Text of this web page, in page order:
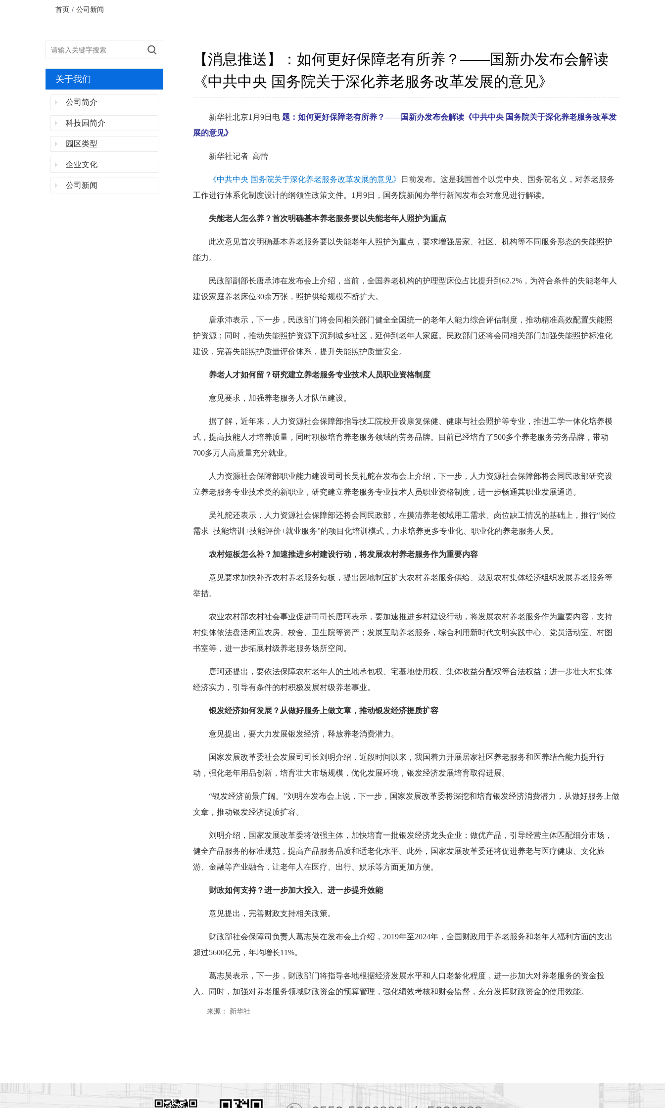
首页 / 公司新闻
关于我们
公司简介
科技园简介
园区类型
企业文化
公司新闻
【消息推送】：如何更好保障老有所养？——国新办发布会解读
《中共中央 国务院关于深化养老服务改革发展的意见》
新华社北京1月9日电 题：如何更好保障老有所养？——国新办发布会解读《中共中央 国务院关于深化养老服务改革发
展的意见》
新华社记者 高蕾
《中共中央 国务院关于深化养老服务改革发展的意见》
日前发布。这是我国首个以党中央、国务院名义，对养老服务
工作进行体系化制度设计的纲领性政策文件。1月9日，国务院新闻办举行新闻发布会对意见进行解读。
失能老人怎么养？首次明确基本养老服务要以失能老年人照护为重点
此次意见首次明确基本养老服务要以失能老年人照护为重点，要求增强居家、社区、机构等不同服务形态的失能照护
能力。
民政部副部长唐承沛在发布会上介绍，当前，全国养老机构的护理型床位占比提升到62.2%，为符合条件的失能老年人
建设家庭养老床位30余万张，照护供给规模不断扩大。
唐承沛表示，下一步，民政部门将会同相关部门健全全国统一的老年人能力综合评估制度，推动精准高效配置失能照
护资源；同时，推动失能照护资源下沉到城乡社区，延伸到老年人家庭。民政部门还将会同相关部门加强失能照护标准化
建设，完善失能照护质量评价体系，提升失能照护质量安全。
养老人才如何留？研究建立养老服务专业技术人员职业资格制度
意见要求，加强养老服务人才队伍建设。
据了解，近年来，人力资源社会保障部指导技工院校开设康复保健、健康与社会照护等专业，推进工学一体化培养模
式，提高技能人才培养质量，同时积极培育养老服务领域的劳务品牌。目前已经培育了500多个养老服务劳务品牌，带动
700多万人高质量充分就业。
人力资源社会保障部职业能力建设司司长吴礼舵在发布会上介绍，下一步，人力资源社会保障部将会同民政部研究设
立养老服务专业技术类的新职业，研究建立养老服务专业技术人员职业资格制度，进一步畅通其职业发展通道。
吴礼舵还表示，人力资源社会保障部还将会同民政部，在摸清养老领域用工需求、岗位缺工情况的基础上，推行“岗位
需求+技能培训+技能评价+就业服务”的项目化培训模式，力求培养更多专业化、职业化的养老服务人员。
农村短板怎么补？加速推进乡村建设行动，将发展农村养老服务作为重要内容
意见要求加快补齐农村养老服务短板，提出因地制宜扩大农村养老服务供给、鼓励农村集体经济组织发展养老服务等
举措。
农业农村部农村社会事业促进司司长唐珂表示，要加速推进乡村建设行动，将发展农村养老服务作为重要内容，支持
村集体依法盘活闲置农房、校舍、卫生院等资产；发展互助养老服务，综合利用新时代文明实践中心、党员活动室、村图
书室等，进一步拓展村级养老服务场所空间。
唐珂还提出，要依法保障农村老年人的土地承包权、宅基地使用权、集体收益分配权等合法权益；进一步壮大村集体
经济实力，引导有条件的村积极发展村级养老事业。
银发经济如何发展？从做好服务上做文章，推动银发经济提质扩容
意见提出，要大力发展银发经济，释放养老消费潜力。
国家发展改革委社会发展司司长刘明介绍，近段时间以来，我国着力开展居家社区养老服务和医养结合能力提升行
动，强化老年用品创新，培育壮大市场规模，优化发展环境，银发经济发展培育取得进展。
“银发经济前景广阔。”刘明在发布会上说，下一步，国家发展改革委将深挖和培育银发经济消费潜力，从做好服务上做
文章，推动银发经济提质扩容。
刘明介绍，国家发展改革委将做强主体，加快培育一批银发经济龙头企业；做优产品，引导经营主体匹配细分市场，
健全产品服务的标准规范，提高产品服务品质和适老化水平。此外，国家发展改革委还将促进养老与医疗健康、文化旅
游、金融等产业融合，让老年人在医疗、出行、娱乐等方面更加方便。
财政如何支持？进一步加大投入、进一步提升效能
意见提出，完善财政支持相关政策。
财政部社会保障司负责人葛志昊在发布会上介绍，2019年至2024年，全国财政用于养老服务和老年人福利方面的支出
超过5600亿元，年均增长11%。
葛志昊表示，下一步，财政部门将指导各地根据经济发展水平和人口老龄化程度，进一步加大对养老服务的资金投
入。同时，加强对养老服务领域财政资金的预算管理，强化绩效考核和财会监督，充分发挥财政资金的使用效能。
来源： 新华社